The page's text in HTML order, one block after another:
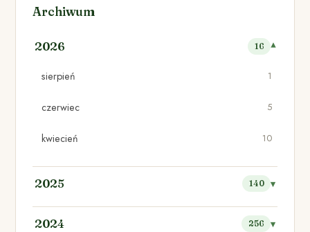
Archiwum
2026 16
sierpień 1
czerwiec 5
kwiecień 10
2025 140
2024 256